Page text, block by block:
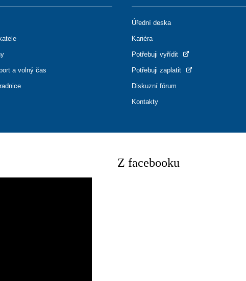
a volný čas
Úřední deska
Kariéra
Potřebuji vyřídit
Potřebuji zaplatit
Diskuzní fórum
Kontakty
Z facebooku